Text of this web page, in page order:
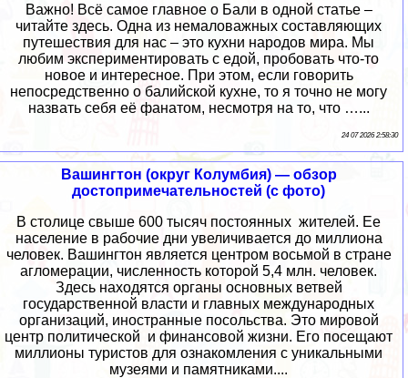
Важно! Всё самое главное о Бали в одной статье –
читайте здесь. Одна из немаловажных составляющих
путешествия для нас – это кухни народов мира. Мы
любим экспериментировать с едой, пробовать что-то
новое и интересное. При этом, если говорить
непосредственно о балийской кухне, то я точно не могу
назвать себя её фанатом, несмотря на то, что …...
24 07 2026 2:58:30
Вашингтон (округ Колумбия) — обзор
достопримечательностей (с фото)
В столице свыше 600 тысяч постоянных жителей. Ее
население в рабочие дни увеличивается до миллиона
человек. Вашингтон является центром восьмой в стране
агломерации, численность которой 5,4 млн. человек.
Здесь находятся органы основных ветвей
государственной власти и главных международных
организаций, иностранные посольства. Это мировой
центр политической и финансовой жизни. Его посещают
миллионы туристов для ознакомления с уникальными
музеями и памятниками....